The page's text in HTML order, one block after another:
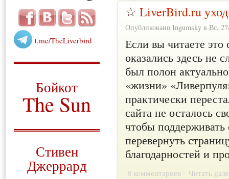
t.me/TheLiverbird
Бойкот
The Sun
Стивен
Джеррард
☆ LiverBird.ru
Опубликовано Ingumsky в Вс,
Если вы читаете
оказались здесь не
был полон
«жизни»
практически
сайта не осталось
чтобы поддерживать
перевернуть
благодарностей и
8 комментариев Читать